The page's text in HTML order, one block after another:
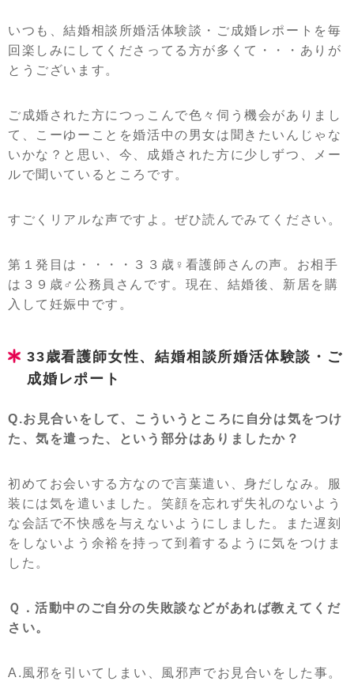
いつも、結婚相談所婚活体験談・ご成婚レポートを毎
回楽しみにしてくださってる方が多くて・・・ありが
とうございます。
ご成婚された方につっこんで色々伺う機会がありまし
て、こーゆーことを婚活中の男女は聞きたいんじゃな
いかな？と思い、今、成婚された方に少しずつ、メー
ルで聞いているところです。
すごくリアルな声ですよ。ぜひ読んでみてください。
第１発目は・・・・３３歳♀看護師さんの声。お相手
は３９歳♂公務員さんです。現在、結婚後、新居を購
入して妊娠中です。
33歳看護師女性、結婚相談所婚活体験談・ご
成婚レポート
Q.お見合いをして、こういうところに自分は気をつけ
た、気を遣った、という部分はありましたか？
初めてお会いする方なので言葉遣い、身だしなみ。服
装には気を遣いました。笑顔を忘れず失礼のないよう
な会話で不快感を与えないようにしました。また遅刻
をしないよう余裕を持って到着するように気をつけま
した。
Ｑ．活動中のご自分の失敗談などがあれば教えてくだ
さい。
A.風邪を引いてしまい、風邪声でお見合いをした事。